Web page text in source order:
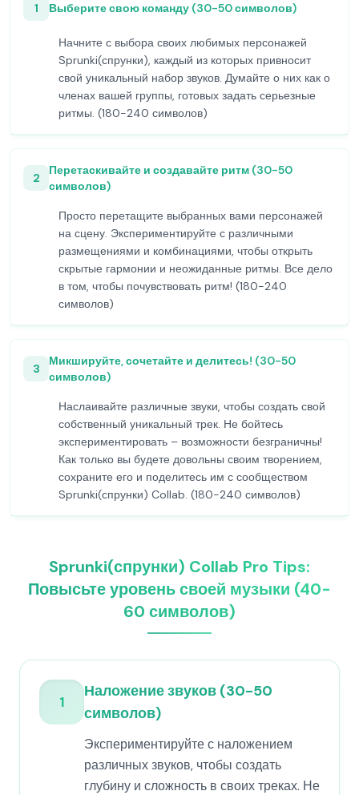
1 Выберите свою команду (30-50 символов)
Начните с выбора своих любимых персонажей
Sprunki(спрунки), каждый из которых привносит
свой уникальный набор звуков. Думайте о них как о
членах вашей группы, готовых задать серьезные
ритмы. (180-240 символов)
2
Перетаскивайте и создавайте ритм (30-50
символов)
Просто перетащите выбранных вами персонажей
на сцену. Экспериментируйте с различными
размещениями и комбинациями, чтобы открыть
скрытые гармонии и неожиданные ритмы. Все дело
в том, чтобы почувствовать ритм! (180-240
символов)
3
Микшируйте, сочетайте и делитесь! (30-50
символов)
Наслаивайте различные звуки, чтобы создать свой
собственный уникальный трек. Не бойтесь
экспериментировать – возможности безграничны!
Как только вы будете довольны своим творением,
сохраните его и поделитесь им с сообществом
Sprunki(спрунки) Collab. (180-240 символов)
Sprunki(спрунки) Collab Pro Tips:
Повысьте уровень своей музыки (40-
60 символов)
1
Наложение звуков (30-50
символов)
Экспериментируйте с наложением
различных звуков, чтобы создать
глубину и сложность в своих треках. Не